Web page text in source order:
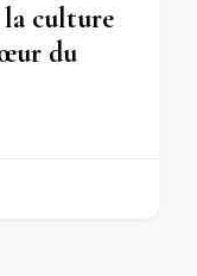
la culture
du